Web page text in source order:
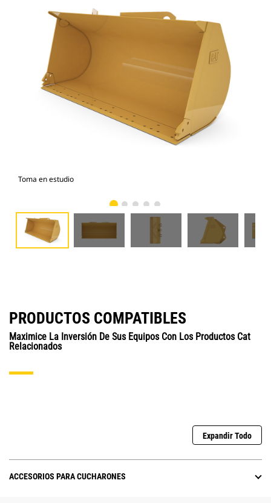
Toma en estudio
PRODUCTOS COMPATIBLES
Maximice La Inversión De Sus Equipos Con Los Productos Cat
Relacionados
Expandir Todo
ACCESORIOS PARA CUCHARONES